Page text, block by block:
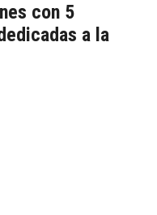
con 5
a la